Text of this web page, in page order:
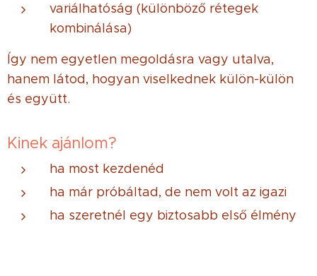
variálhatóság (különböző rétegek
kombinálása)
Így nem egyetlen megoldásra vagy utalva,
hanem látod, hogyan viselkednek külön-külön
és együtt.
Kinek ajánlom?
ha most kezdenéd
ha már próbáltad, de nem volt az igazi
ha szeretnél egy biztosabb első élmény